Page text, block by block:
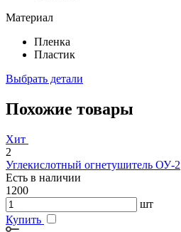
Материал
Пленка
Пластик
Выбрать детали
Похожие товары
Хит
2
Углекислотный огнетушитель ОУ-2
Есть в наличии
1200
шт
Купить